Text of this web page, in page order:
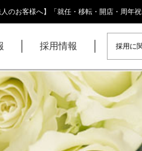
人のお客様へ】「就任・移転・開店・周年
採用情報 採用に